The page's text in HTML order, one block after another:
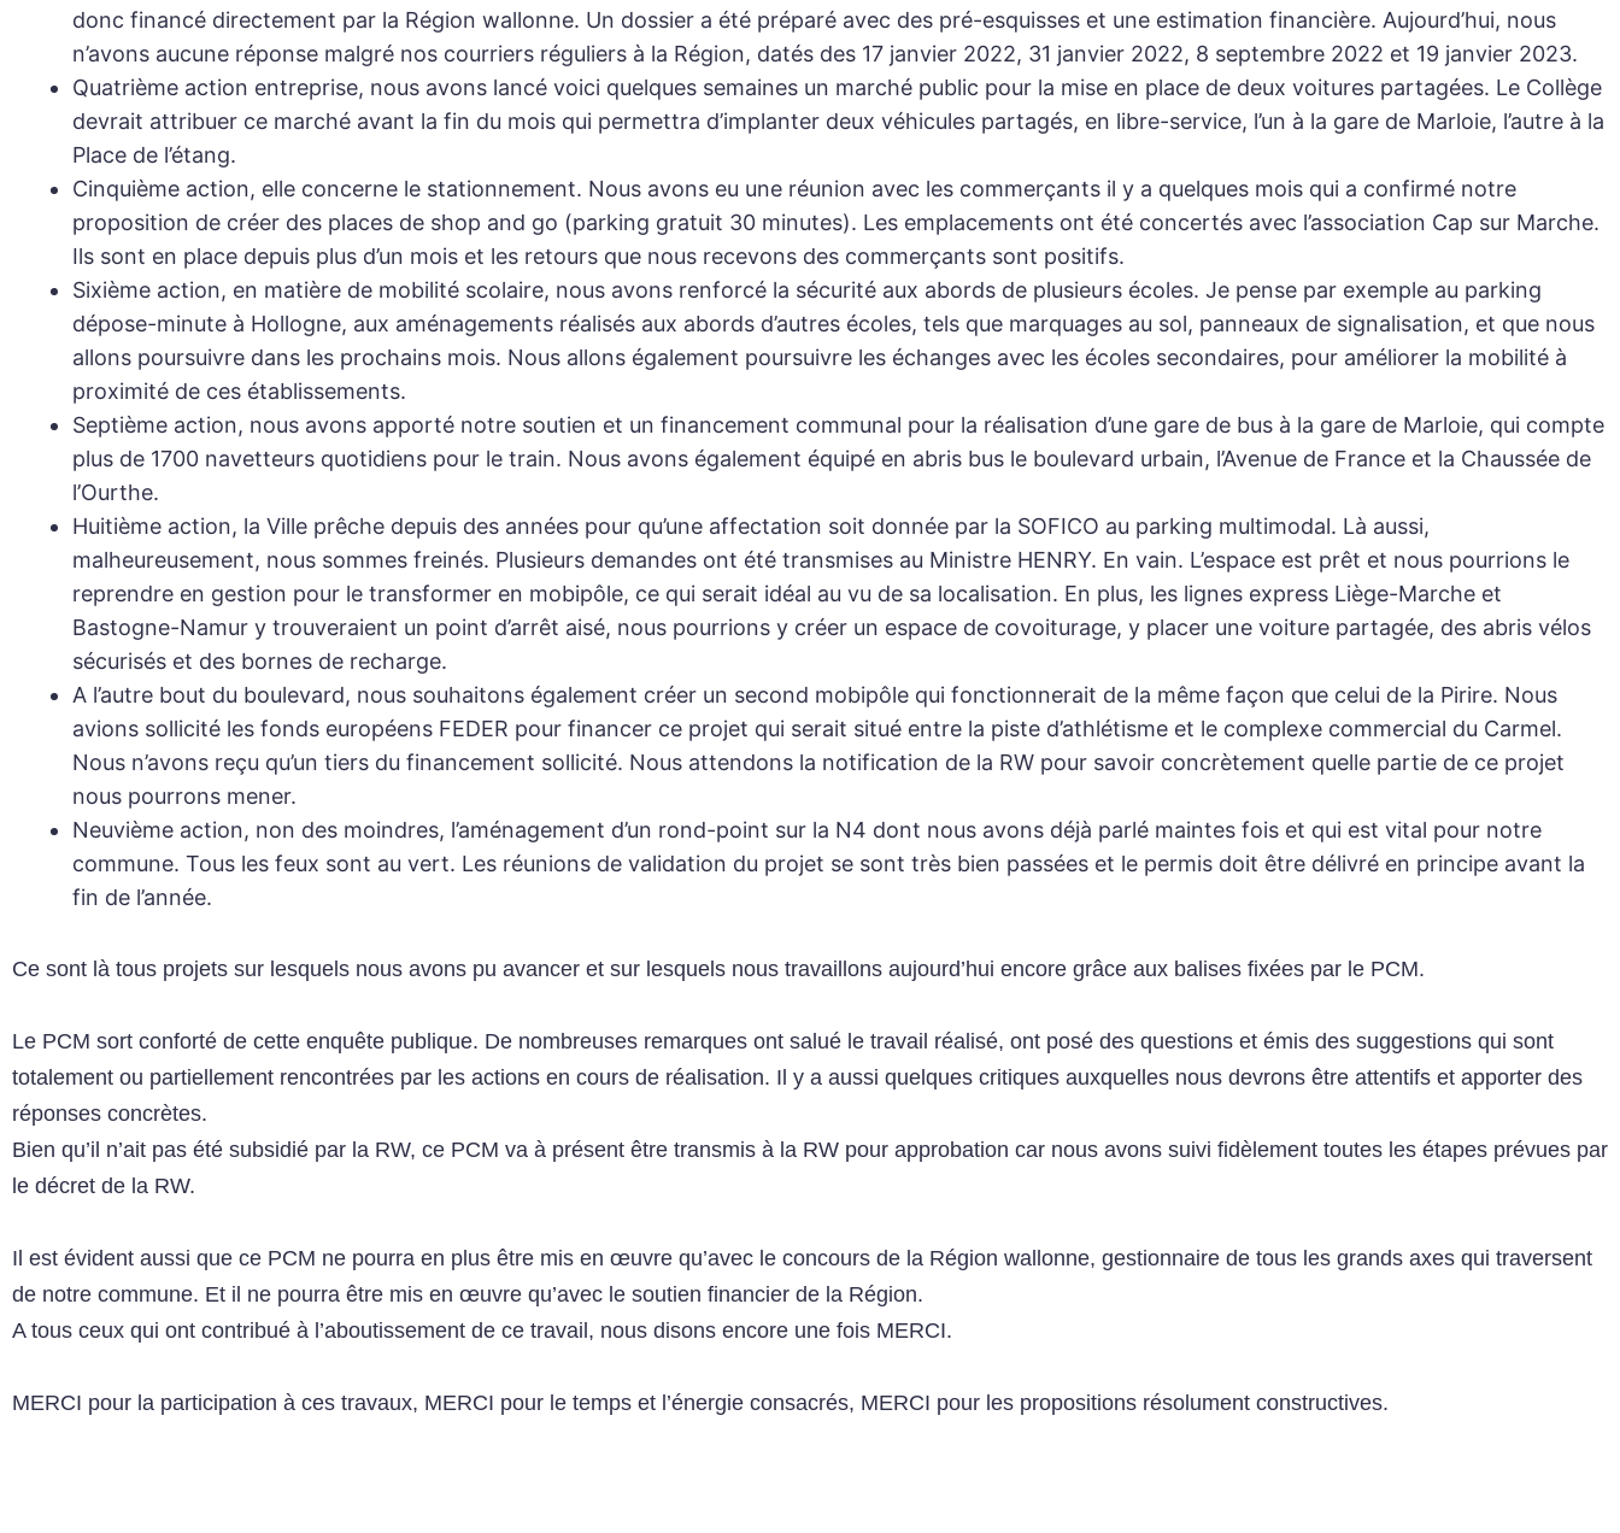
donc financé directement par la Région wallonne. Un dossier a été préparé avec des pré-esquisses et une estimation financière. Aujourd’hui, nous
n’avons aucune réponse malgré nos courriers réguliers à la Région, datés des 17 janvier 2022, 31 janvier 2022, 8 septembre 2022 et 19 janvier 2023.
Quatrième action entreprise, nous avons lancé voici quelques semaines un marché public pour la mise en place de deux voitures partagées. Le Collège
devrait attribuer ce marché avant la fin du mois qui permettra d’implanter deux véhicules partagés, en libre-service, l’un à la gare de Marloie, l’autre à la
Place de l’étang.
Cinquième action, elle concerne le stationnement. Nous avons eu une réunion avec les commerçants il y a quelques mois qui a confirmé notre
proposition de créer des places de shop and go (parking gratuit 30 minutes). Les emplacements ont été concertés avec l’association Cap sur Marche.
Ils sont en place depuis plus d’un mois et les retours que nous recevons des commerçants sont positifs.
Sixième action, en matière de mobilité scolaire, nous avons renforcé la sécurité aux abords de plusieurs écoles. Je pense par exemple au parking
dépose-minute à Hollogne, aux aménagements réalisés aux abords d’autres écoles, tels que marquages au sol, panneaux de signalisation, et que nous
allons poursuivre dans les prochains mois. Nous allons également poursuivre les échanges avec les écoles secondaires, pour améliorer la mobilité à
proximité de ces établissements.
Septième action, nous avons apporté notre soutien et un financement communal pour la réalisation d’une gare de bus à la gare de Marloie, qui compte
plus de 1700 navetteurs quotidiens pour le train. Nous avons également équipé en abris bus le boulevard urbain, l’Avenue de France et la Chaussée de
l’Ourthe.
Huitième action, la Ville prêche depuis des années pour qu’une affectation soit donnée par la SOFICO au parking multimodal. Là aussi,
malheureusement, nous sommes freinés. Plusieurs demandes ont été transmises au Ministre HENRY. En vain. L’espace est prêt et nous pourrions le
reprendre en gestion pour le transformer en mobipôle, ce qui serait idéal au vu de sa localisation. En plus, les lignes express Liège-Marche et
Bastogne-Namur y trouveraient un point d’arrêt aisé, nous pourrions y créer un espace de covoiturage, y placer une voiture partagée, des abris vélos
sécurisés et des bornes de recharge.
A l’autre bout du boulevard, nous souhaitons également créer un second mobipôle qui fonctionnerait de la même façon que celui de la Pirire. Nous
avions sollicité les fonds européens FEDER pour financer ce projet qui serait situé entre la piste d’athlétisme et le complexe commercial du Carmel.
Nous n’avons reçu qu’un tiers du financement sollicité. Nous attendons la notification de la RW pour savoir concrètement quelle partie de ce projet
nous pourrons mener.
Neuvième action, non des moindres, l’aménagement d’un rond-point sur la N4 dont nous avons déjà parlé maintes fois et qui est vital pour notre
commune. Tous les feux sont au vert. Les réunions de validation du projet se sont très bien passées et le permis doit être délivré en principe avant la
fin de l’année.
Ce sont là tous projets sur lesquels nous avons pu avancer et sur lesquels nous travaillons aujourd’hui encore grâce aux balises fixées par le PCM.
Le PCM sort conforté de cette enquête publique. De nombreuses remarques ont salué le travail réalisé, ont posé des questions et émis des suggestions qui sont
totalement ou partiellement rencontrées par les actions en cours de réalisation. Il y a aussi quelques critiques auxquelles nous devrons être attentifs et apporter des
réponses concrètes.
Bien qu’il n’ait pas été subsidié par la RW, ce PCM va à présent être transmis à la RW pour approbation car nous avons suivi fidèlement toutes les étapes prévues par
le décret de la RW.
Il est évident aussi que ce PCM ne pourra en plus être mis en œuvre qu’avec le concours de la Région wallonne, gestionnaire de tous les grands axes qui traversent
de notre commune. Et il ne pourra être mis en œuvre qu’avec le soutien financier de la Région.
A tous ceux qui ont contribué à l’aboutissement de ce travail, nous disons encore une fois MERCI.
MERCI pour la participation à ces travaux, MERCI pour le temps et l’énergie consacrés, MERCI pour les propositions résolument constructives.